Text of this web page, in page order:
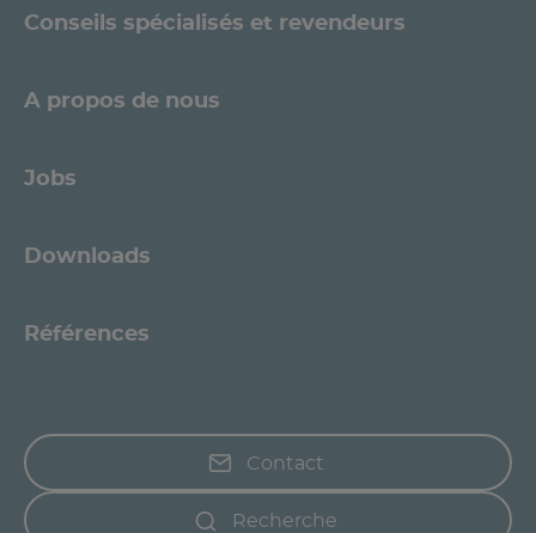
Conseils spécialisés et revendeurs
A propos de nous
Jobs
Downloads
Références
Contact
Recherche